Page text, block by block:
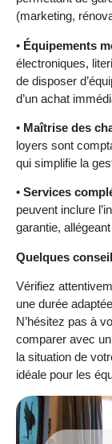
(marketing,
• Équipements
électroniques,
de disposer
d’un achat
• Maîtrise des
loyers sont
qui simplifie la
• Services
peuvent inclure
garantie,
Quelques
Vérifiez
une durée
N’hésitez pas à
comparer avec
la situation de
idéale pour les